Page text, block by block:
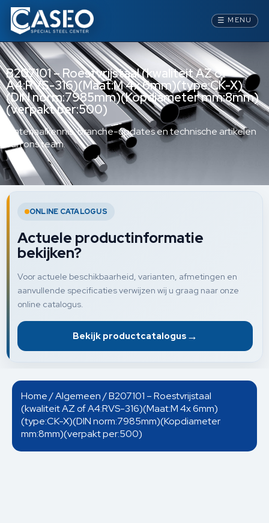
☰ MENU
B207101 – Roestvrijstaal (kwaliteit AZ of
A4:RVS-316)(Maat:M 4x 6mm)(type:CK-X)
(DIN norm:7985mm)(Kopdiameter mm:8mm)
(verpakt per:500)
Materiaalkennis, branche-updates en technische artikelen
van ons team.
ONLINE CATALOGUS
Actuele productinformatie
bekijken?
Voor actuele beschikbaarheid, varianten, afmetingen en
aanvullende specificaties verwijzen wij u graag naar onze
online catalogus.
Bekijk productcatalogus →
Home/Algemeen/ B207101 – Roestvrijstaal
(kwaliteit AZ of A4:RVS-316)(Maat:M 4x 6mm)
(type:CK-X)(DIN norm:7985mm)(Kopdiameter
mm:8mm)(verpakt per:500)